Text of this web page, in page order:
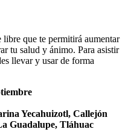
libre que te permitirá aumentar
tu salud y ánimo. Para asistir
llevar y usar de forma
Yecahuizotl, Callejón
Guadalupe, Tláhuac